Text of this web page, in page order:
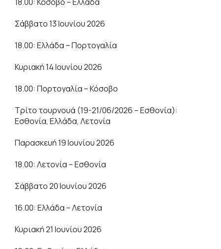
Σάββατο 13 Ιουνίου 2026
18.00: Ελλάδα – Πορτογαλία
Κυριακή 14 Ιουνίου 2026
18.00: Πορτογαλία – Κόσοβο
Τρίτο τουρνουά (19-21/06/2026 – Εσθονία):
Εσθονία, Ελλάδα, Λετονία
Παρασκευή 19 Ιουνίου 2026
18.00: Λετονία – Εσθονία
Σάββατο 20 Ιουνίου 2026
16.00: Ελλάδα – Λετονία
Κυριακή 21 Ιουνίου 2026